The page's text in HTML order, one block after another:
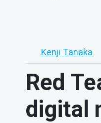
Kenji Tanaka
Red
digital